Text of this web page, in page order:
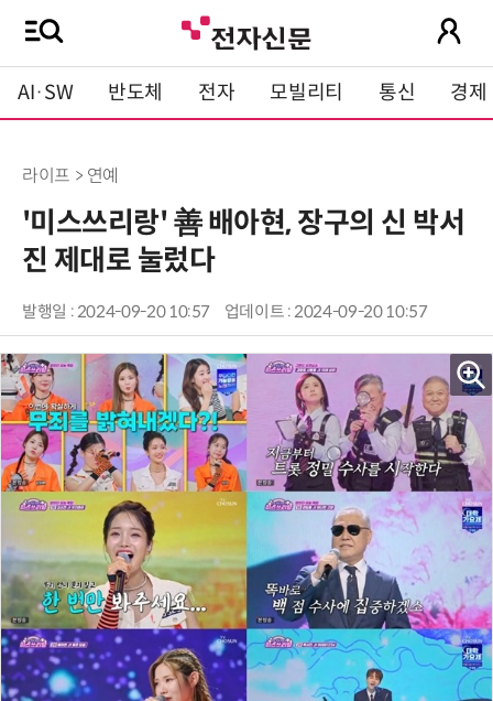
AI·SW 반도체 전자 모빌리티 통신 경제
라이프 > 연예
'미스쓰리랑' 善 배아현, 장구의 신 박서
진 제대로 눌렀다
발행일 : 2024-09-20 10:57 업데이트 : 2024-09-20 10:57